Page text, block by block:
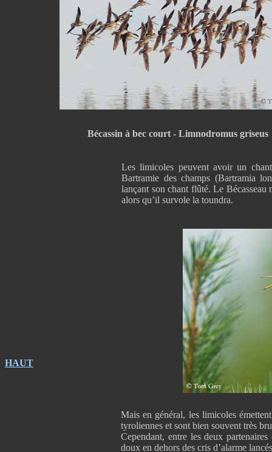
Bécassin à bec court - Limnodromus griseus
Les limicoles peuvent avoir un
Bartramie des champs (Bartramia
lançant son chant flûté. Le Bécasseau
alors qu’il survole la toundra.
Mais en général, les limicoles
tyroliennes et sont bien souvent très
Cependant, entre les deux
doux en dehors des cris d’alarme
HAUT